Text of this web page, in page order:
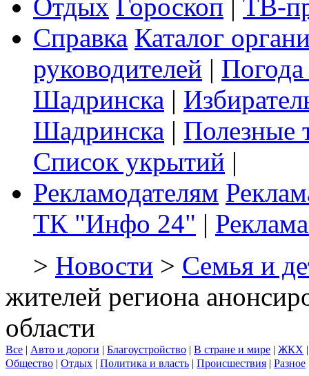
Отдых Гороскоп | ТВ-
Справка Каталог
руководителей |
Шадринска |
Шадринска | Полезные
Список укрытий |
Рекламодателям
ТК "Инфо 24" |
> Новости > Семья и
жителей региона
области
Все | Авто и дороги | Благоустройство | В стране и мире | ЖКХ
Общество | Отдых | Политика и власть | Происшествия | Разное